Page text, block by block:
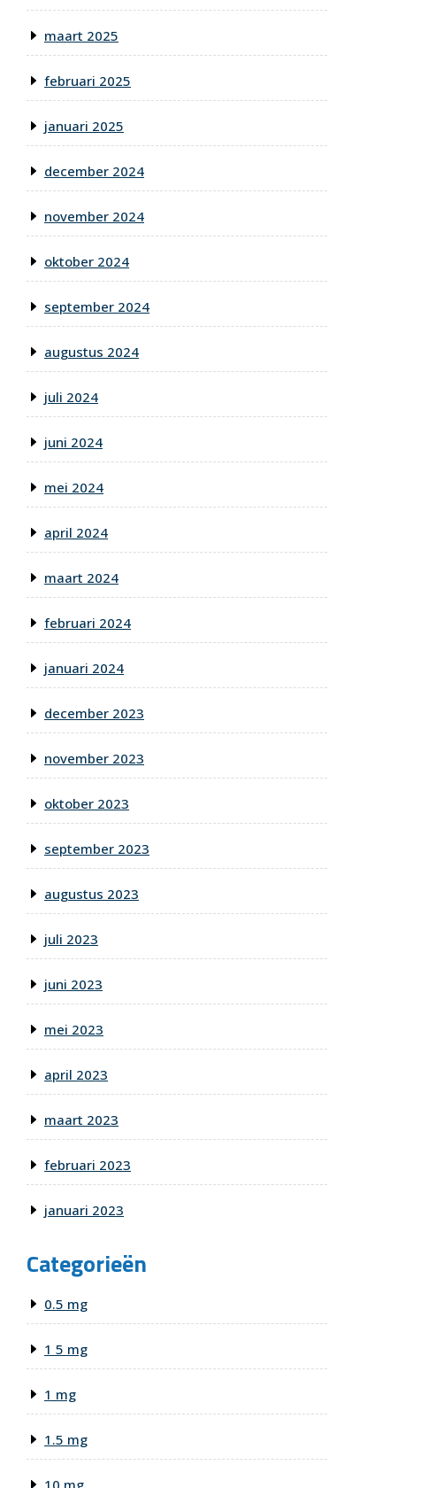
maart 2025
februari 2025
januari 2025
december 2024
november 2024
oktober 2024
september 2024
augustus 2024
juli 2024
juni 2024
mei 2024
april 2024
maart 2024
februari 2024
januari 2024
december 2023
november 2023
oktober 2023
september 2023
augustus 2023
juli 2023
juni 2023
mei 2023
april 2023
maart 2023
februari 2023
januari 2023
Categorieën
0.5 mg
1 5 mg
1 mg
1.5 mg
10 mg